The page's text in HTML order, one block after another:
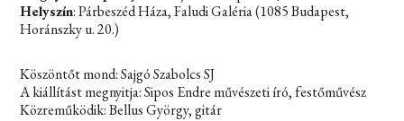
Helyszín: Párbeszéd Háza, Faludi Galéria (1085 Budapest,
Horánszky u. 20.)
Köszöntőt mond: Sajgó Szabolcs SJ
A kiállítást megnyitja: Sipos Endre művészeti író, festőművész
Közreműködik: Bellus György, gitár